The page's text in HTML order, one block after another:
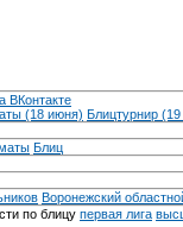
ВКонтакте
(18 июня) Блицтурнир
Блиц
Воронежский
по блицу первая лига